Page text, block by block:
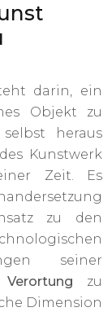
darin, ein
Objekt zu
heraus
Kunstwerk
Zeit. Es
zu den
seiner
zu
Dimension